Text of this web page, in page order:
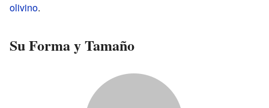
olivino.
Su Forma y Tamaño